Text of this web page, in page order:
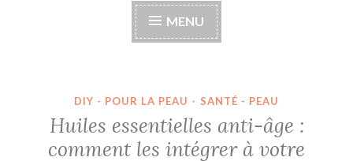
MENU
DIY - POUR LA PEAU · SANTÉ - PEAU
Huiles essentielles anti-âge :
comment les intégrer à votre